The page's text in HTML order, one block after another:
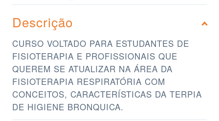
Descrição
CURSO VOLTADO PARA ESTUDANTES DE
FISIOTERAPIA E PROFISSIONAIS QUE
QUEREM SE ATUALIZAR NA ÁREA DA
FISIOTERAPIA RESPIRATÓRIA COM
CONCEITOS, CARACTERÍSTICAS DA TERPIA
DE HIGIENE BRONQUICA.